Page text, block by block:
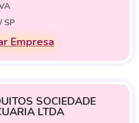
SP
Empresa
SOCIEDADE
LTDA